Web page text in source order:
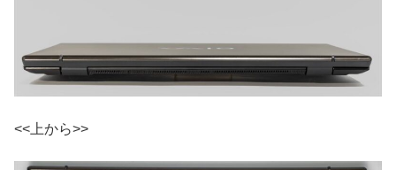
<<上から>>